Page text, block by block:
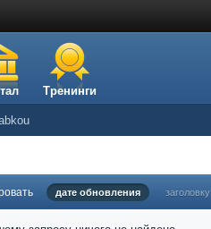
Тренинги
дате обновления заголовку